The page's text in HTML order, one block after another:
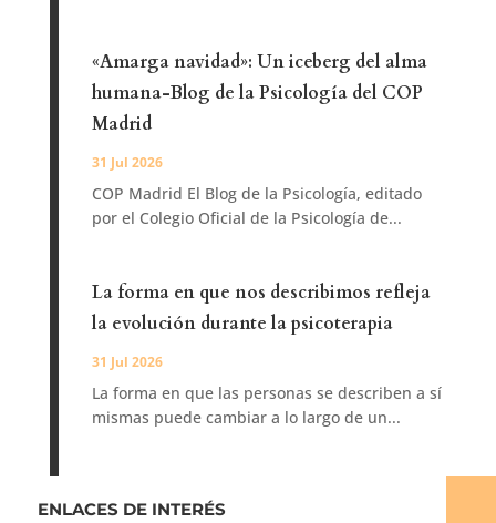
«Amarga navidad»: Un iceberg del alma
humana-Blog de la Psicología del COP
Madrid
31 Jul 2026
COP Madrid El Blog de la Psicología, editado
por el Colegio Oficial de la Psicología de...
La forma en que nos describimos refleja
la evolución durante la psicoterapia
31 Jul 2026
La forma en que las personas se describen a sí
mismas puede cambiar a lo largo de un...
ENLACES DE INTERÉS